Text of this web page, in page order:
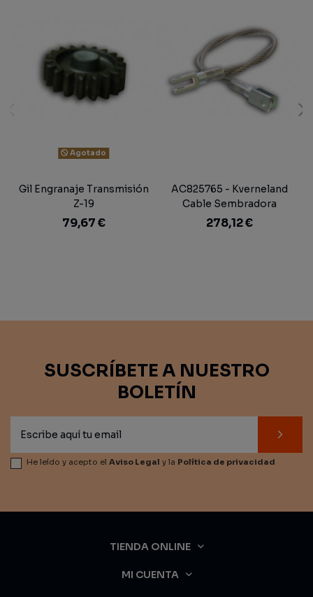
Agotado
Gil Engranaje Transmisión
Z-19
79,67 €
AC825765 - Kverneland
Cable Sembradora
278,12 €
SUSCRÍBETE A NUESTRO
BOLETÍN
He leído y acepto el Aviso Legal y la Política de privacidad
TIENDA ONLINE
MI CUENTA